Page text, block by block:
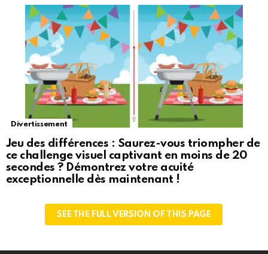
Divertissement
Jeu des différences : Saurez-vous triompher de
ce challenge visuel captivant en moins de 20
secondes ? Démontrez votre acuité
exceptionnelle dès maintenant !
SEE THE FULL VERSION OF THIS PAGE